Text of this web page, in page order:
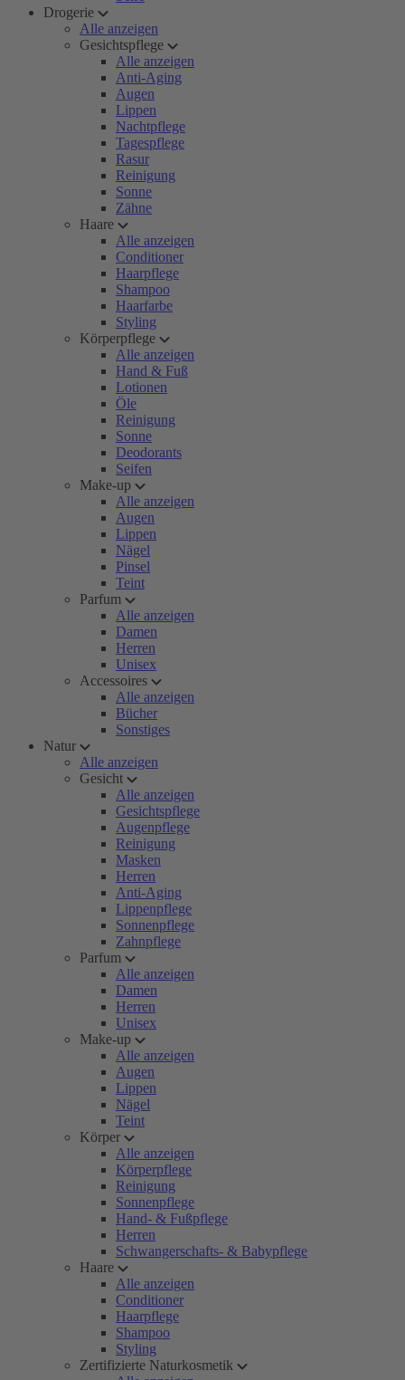
Drogerie
Alle anzeigen
Gesichtspflege
Alle anzeigen
Anti-Aging
Augen
Lippen
Nachtpflege
Tagespflege
Rasur
Reinigung
Sonne
Zähne
Haare
Alle anzeigen
Conditioner
Haarpflege
Shampoo
Haarfarbe
Styling
Körperpflege
Alle anzeigen
Hand & Fuß
Lotionen
Öle
Reinigung
Sonne
Deodorants
Seifen
Make-up
Alle anzeigen
Augen
Lippen
Nägel
Pinsel
Teint
Parfum
Alle anzeigen
Damen
Herren
Unisex
Accessoires
Alle anzeigen
Bücher
Sonstiges
Natur
Alle anzeigen
Gesicht
Alle anzeigen
Gesichtspflege
Augenpflege
Reinigung
Masken
Herren
Anti-Aging
Lippenpflege
Sonnenpflege
Zahnpflege
Parfum
Alle anzeigen
Damen
Herren
Unisex
Make-up
Alle anzeigen
Augen
Lippen
Nägel
Teint
Körper
Alle anzeigen
Körperpflege
Reinigung
Sonnenpflege
Hand- & Fußpflege
Herren
Schwangerschafts- & Babypflege
Haare
Alle anzeigen
Conditioner
Haarpflege
Shampoo
Styling
Zertifizierte Naturkosmetik